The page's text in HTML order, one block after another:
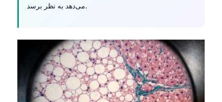
می‌دهد به نظر برسد.